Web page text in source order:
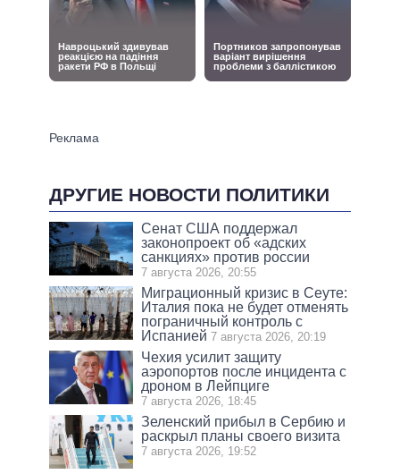
ДРУГИЕ НОВОСТИ ПОЛИТИКИ
Сенат США поддержал
законопроект об «адских
санкциях» против россии
7 августа 2026, 20:55
Миграционный кризис в Сеуте:
Италия пока не будет отменять
пограничный контроль с
Испанией 7 августа 2026, 20:19
Чехия усилит защиту
аэропортов после инцидента с
дроном в Лейпциге
7 августа 2026, 18:45
Зеленский прибыл в Сербию и
раскрыл планы своего визита
7 августа 2026, 19:52